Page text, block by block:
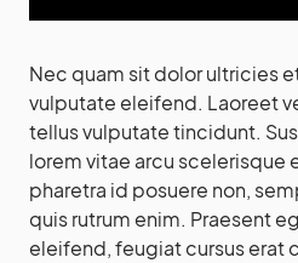
Nec quam sit dolor ultricies
vulputate eleifend. Laoreet
tellus vulputate tincidunt.
lorem vitae arcu scelerisque
pharetra id posuere non,
quis rutrum enim. Praesent
eleifend, feugiat cursus erat